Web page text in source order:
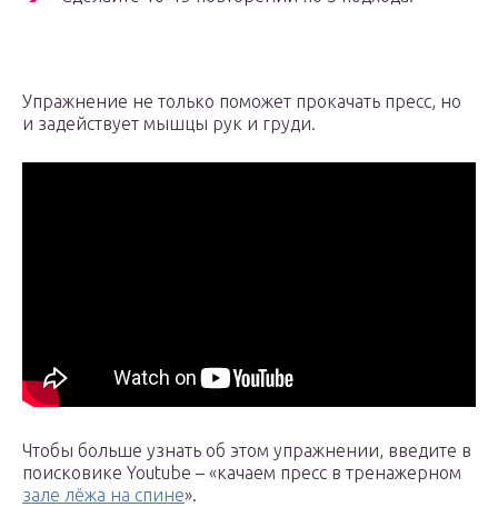
Упражнение не только поможет прокачать пресс, но
и задействует мышцы рук и груди.
Чтобы больше узнать об этом упражнении, введите в
поисковике Youtube – «качаем пресс в тренажерном
зале лёжа на спине».